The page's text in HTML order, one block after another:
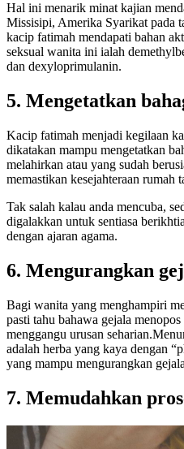
Hal ini menarik minat kajian
Missisipi, Amerika Syarikat pada
kacip fatimah mendapati bahan
seksual wanita ini ialah
dan dexyloprimulanin.
5. Mengetatkan
Kacip fatimah menjadi kegilaan
dikatakan mampu mengetatkan
melahirkan atau yang sudah
memastikan kesejahteraan rumah
Tak salah kalau anda mencuba,
digalakkan untuk sentiasa
dengan ajaran agama.
6. Mengurangkan
Bagi wanita yang menghampiri
pasti tahu bahawa gejala
menggangu urusan
adalah herba yang kaya dengan
yang mampu mengurangkan
7. Memudahkan